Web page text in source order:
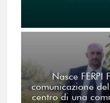
Nasce FERPI
comunicazione
centro di una